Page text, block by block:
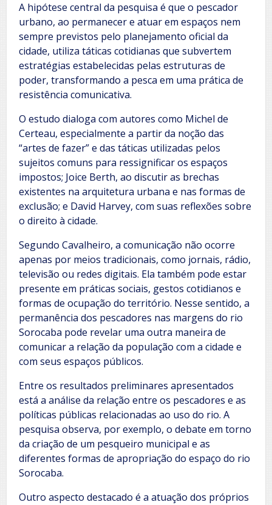
A hipótese central da pesquisa é que o pescador
urbano, ao permanecer e atuar em espaços nem
sempre previstos pelo planejamento oficial da
cidade, utiliza táticas cotidianas que subvertem
estratégias estabelecidas pelas estruturas de
poder, transformando a pesca em uma prática de
resistência comunicativa.
O estudo dialoga com autores como Michel de
Certeau, especialmente a partir da noção das
“artes de fazer” e das táticas utilizadas pelos
sujeitos comuns para ressignificar os espaços
impostos; Joice Berth, ao discutir as brechas
existentes na arquitetura urbana e nas formas de
exclusão; e David Harvey, com suas reflexões sobre
o direito à cidade.
Segundo Cavalheiro, a comunicação não ocorre
apenas por meios tradicionais, como jornais, rádio,
televisão ou redes digitais. Ela também pode estar
presente em práticas sociais, gestos cotidianos e
formas de ocupação do território. Nesse sentido, a
permanência dos pescadores nas margens do rio
Sorocaba pode revelar uma outra maneira de
comunicar a relação da população com a cidade e
com seus espaços públicos.
Entre os resultados preliminares apresentados
está a análise da relação entre os pescadores e as
políticas públicas relacionadas ao uso do rio. A
pesquisa observa, por exemplo, o debate em torno
da criação de um pesqueiro municipal e as
diferentes formas de apropriação do espaço do rio
Sorocaba.
Outro aspecto destacado é a atuação dos próprios